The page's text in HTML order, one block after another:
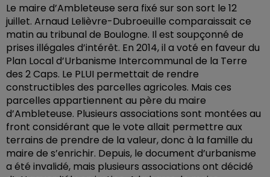
Le maire d’Ambleteuse sera fixé sur son sort le 12
juillet. Arnaud Lelièvre-Dubroeuille comparaissait ce
matin au tribunal de Boulogne. Il est soupçonné de
prises illégales d’intérêt. En 2014, il a voté en faveur du
Plan Local d’Urbanisme Intercommunal de la Terre
des 2 Caps. Le PLUI permettait de rendre
constructibles des parcelles agricoles. Mais ces
parcelles appartiennent au père du maire
d’Ambleteuse. Plusieurs associations sont montées au
front considérant que le vote allait permettre aux
terrains de prendre de la valeur, donc à la famille du
maire de s’enrichir. Depuis, le document d’urbanisme
a été invalidé, mais plusieurs associations ont décidé